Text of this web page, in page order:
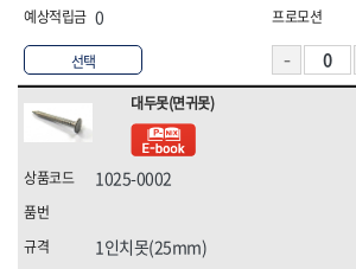
선택
0
대두못(면귀못)
1025-0002
1인치못(25mm)